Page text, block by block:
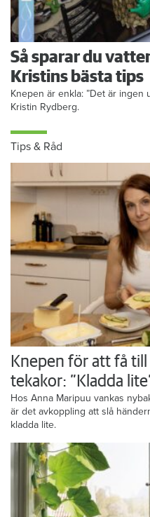
Så sparar du
Kristins bästa tips
Knepen är enkla: ”Det är ingen
Kristin Rydberg.
Tips & Råd
Knepen för att få
tekakor: ”Kladda
Hos Anna Maripuu vankas
är det avkoppling att slå
kladda lite.